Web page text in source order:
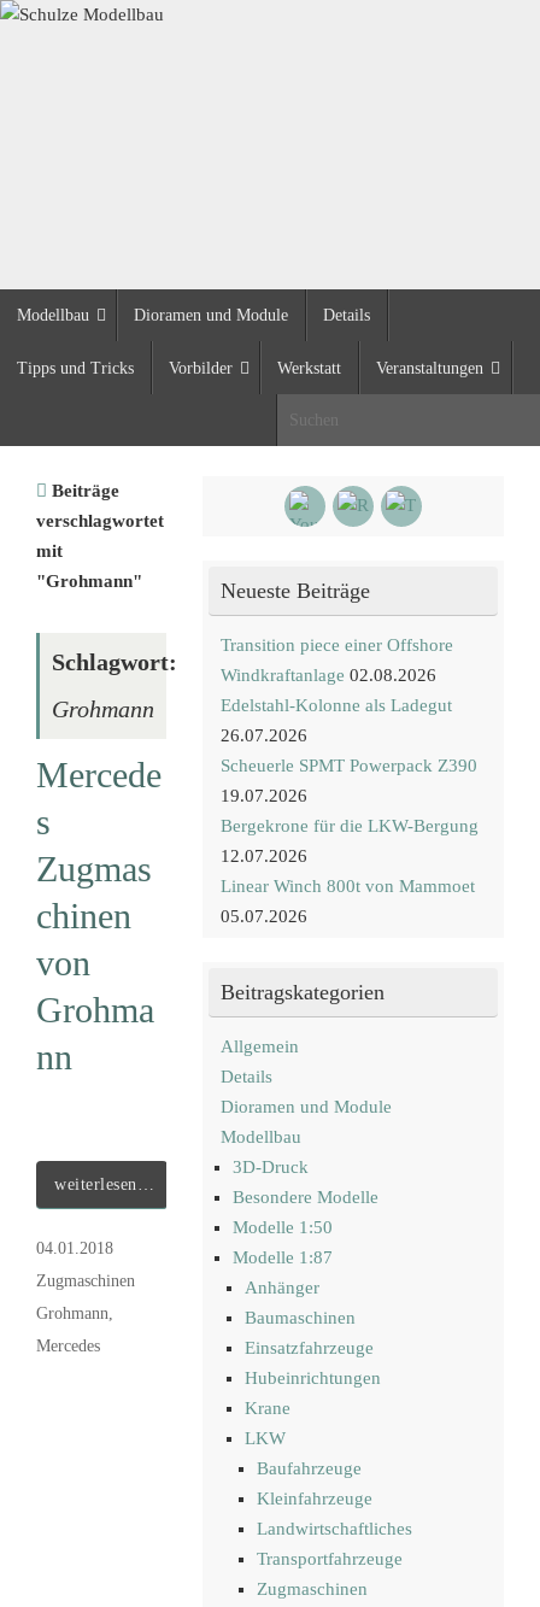
Zum
Inhalt
Modellbau Dioramen und Module Details
Tipps und Tricks Vorbilder Werkstatt Veranstaltungen
Start
Beiträge
verschlagwortet
mit
"Grohmann"
Schlagwort:
Grohmann
Mercede
s
Zugmas
chinen
von
Grohma
nn
weiterlesen…
04.01.2018
Zugmaschinen
Grohmann
Mercedes
Neueste Beiträge
Transition piece einer Offshore
Windkraftanlage 02.08.2026
Edelstahl-Kolonne als Ladegut
26.07.2026
Scheuerle SPMT Powerpack Z390
19.07.2026
Bergekrone für die LKW-Bergung
12.07.2026
Linear Winch 800t von Mammoet
05.07.2026
Beitragskategorien
Allgemein
Details
Dioramen und Module
Modellbau
3D-Druck
Besondere Modelle
Modelle 1:50
Modelle 1:87
Anhänger
Baumaschinen
Einsatzfahrzeuge
Hubeinrichtungen
Krane
LKW
Baufahrzeuge
Kleinfahrzeuge
Landwirtschaftliches
Transportfahrzeuge
Zugmaschinen